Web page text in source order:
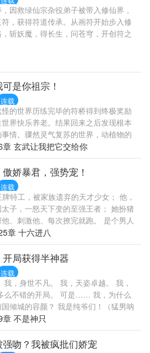
因救绿仙宗杂役弟子被带入修仙界，
，获得符道传承。从画符开始步入修
斩妖魔，得长生，问苍穹，开创符之
是你祖宗！
连载
的世界历练完毕的符桥得到终极奖励
界快乐养老。结果回来之后发现根本
情。骤然灵气复苏的世界，动植物的
非凡力量的人类涌现。医院深夜复活
进入城市求学的野猪精。符桥：我他
章 玄武让我把它交给你
娇暴君，强势宠！
连载
特工，被家族遗弃的天才少女； 他，
子，一怒天下变的至强王者； 她扮猪
、刺激他、每次撩完就跑。 是个男人
能猎捕她，宠溺她，诱惑她为他倾
心的人却变成了他。 君临天下的少
少女，一场棋逢对手、势均力敌的爱
热血少年成长的奇幻故事。
章 十六进八
局获得半神器
连载
我，身世不凡。 我，天姿卓越。 我，
么不错的开局。 可是…… 我，为什么
倾城的容颜？ 我是纯爷们！（猛男呐
章 不是神只
吻？我被疯批们娇宠